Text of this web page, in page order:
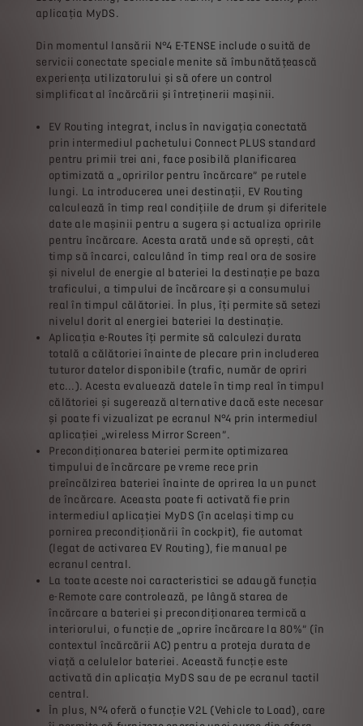
aplicația MyDS.
Din momentul lansării N°4 E-TENSE include o suită de
servicii conectate speciale menite să îmbunătățească
experiența utilizatorului și să ofere un control
simplificat al încărcării și întreținerii mașinii.
EV Routing integrat, inclus în navigația conectată
prin intermediul pachetului Connect PLUS standard
pentru primii trei ani, face posibilă planificarea
optimizată a „opririlor pentru încărcare” pe rutele
lungi. La introducerea unei destinații, EV Routing
calculează în timp real condițiile de drum și diferitele
date ale mașinii pentru a sugera și actualiza opririle
pentru încărcare. Acesta arată unde să oprești, cât
timp să încarci, calculând în timp real ora de sosire
și nivelul de energie al bateriei la destinație pe baza
traficului, a timpului de încărcare și a consumului
real în timpul călătoriei. În plus, îți permite să setezi
nivelul dorit al energiei bateriei la destinație.
Aplicaţia e-Routes îți permite să calculezi durata
totală a călătoriei înainte de plecare prin includerea
tuturor datelor disponibile (trafic, număr de opriri
etc...). Acesta evaluează datele în timp real în timpul
călătoriei și sugerează alternative dacă este necesar
și poate fi vizualizat pe ecranul N°4 prin intermediul
aplicației „wireless Mirror Screen”.
Precondiționarea bateriei permite optimizarea
timpului de încărcare pe vreme rece prin
preîncălzirea bateriei înainte de oprirea la un punct
de încărcare. Aceasta poate fi activată fie prin
intermediul aplicației MyDS (în același timp cu
pornirea precondiționării în cockpit), fie automat
(legat de activarea EV Routing), fie manual pe
ecranul central.
La toate aceste noi caracteristici se adaugă funcția
e-Remote care controlează, pe lângă starea de
încărcare a bateriei și precondiționarea termică a
interiorului, o funcție de „oprire încărcare la 80%” (în
contextul încărcării AC) pentru a proteja durata de
viață a celulelor bateriei. Această funcție este
activată din aplicația MyDS sau de pe ecranul tactil
central.
În plus, N°4 oferă o funcție V2L (Vehicle to Load), care